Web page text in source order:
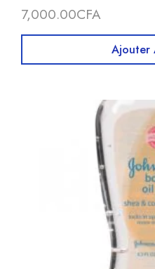
7,000.00CFA
Ajouter